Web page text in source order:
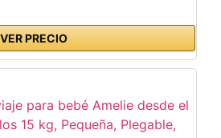
VER PRECIO